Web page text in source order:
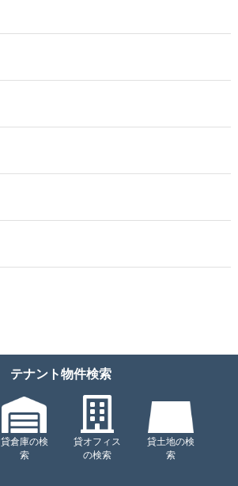
テナント物件検索
貸倉庫の検
索
貸オフィス
の検索
貸土地の検
索